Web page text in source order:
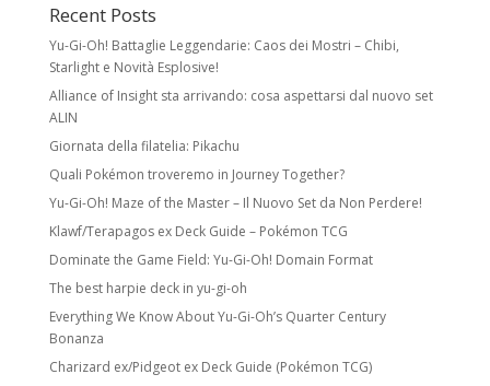
Recent Posts
Yu-Gi-Oh! Battaglie Leggendarie: Caos dei Mostri – Chibi,
Starlight e Novità Esplosive!
Alliance of Insight sta arrivando: cosa aspettarsi dal nuovo set
ALIN
Giornata della filatelia: Pikachu
Quali Pokémon troveremo in Journey Together?
Yu-Gi-Oh! Maze of the Master – Il Nuovo Set da Non Perdere!
Klawf/Terapagos ex Deck Guide – Pokémon TCG
Dominate the Game Field: Yu-Gi-Oh! Domain Format
The best harpie deck in yu-gi-oh
Everything We Know About Yu-Gi-Oh’s Quarter Century
Bonanza
Charizard ex/Pidgeot ex Deck Guide (Pokémon TCG)